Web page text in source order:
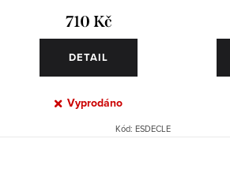
710 Kč
DETAIL
Vyprodáno
Kód: ESDECLE